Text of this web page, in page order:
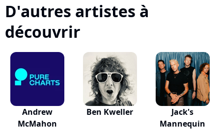
D'autres artistes à
découvrir
Andrew
McMahon
Ben Kweller
Jack's
Mannequin